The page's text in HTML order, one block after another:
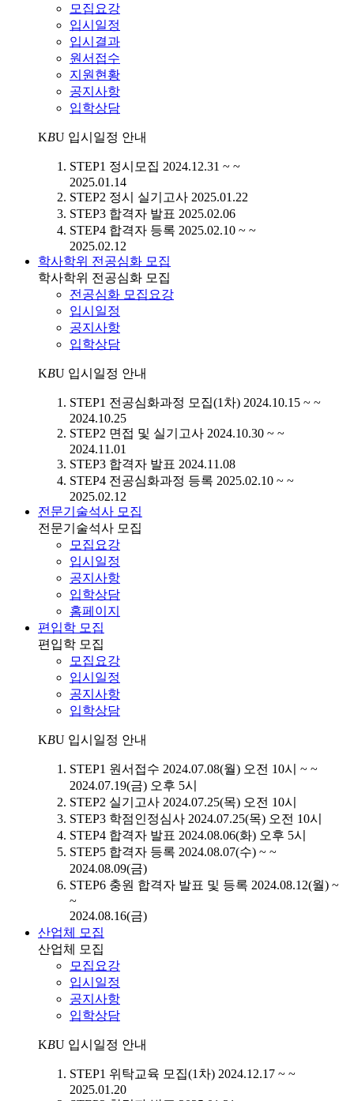
모집요강
입시일정
입시결과
원서접수
지원현황
공지사항
입학상담
KBU 입시일정 안내
STEP1 정시모집 2024.12.31 ~ ~
2025.01.14
STEP2 정시 실기고사 2025.01.22
STEP3 합격자 발표 2025.02.06
STEP4 합격자 등록 2025.02.10 ~ ~
2025.02.12
학사학위 전공심화 모집
학사학위 전공심화 모집
전공심화 모집요강
입시일정
공지사항
입학상담
KBU 입시일정 안내
STEP1 전공심화과정 모집(1차) 2024.10.15 ~ ~
2024.10.25
STEP2 면접 및 실기고사 2024.10.30 ~ ~
2024.11.01
STEP3 합격자 발표 2024.11.08
STEP4 전공심화과정 등록 2025.02.10 ~ ~
2025.02.12
전문기술석사 모집
전문기술석사 모집
모집요강
입시일정
공지사항
입학상담
홈페이지
편입학 모집
편입학 모집
모집요강
입시일정
공지사항
입학상담
KBU 입시일정 안내
STEP1 원서접수 2024.07.08(월) 오전 10시 ~ ~
2024.07.19(금) 오후 5시
STEP2 실기고사 2024.07.25(목) 오전 10시
STEP3 학점인정심사 2024.07.25(목) 오전 10시
STEP4 합격자 발표 2024.08.06(화) 오후 5시
STEP5 합격자 등록 2024.08.07(수) ~ ~
2024.08.09(금)
STEP6 충원 합격자 발표 및 등록 2024.08.12(월) ~
~
2024.08.16(금)
산업체 모집
산업체 모집
모집요강
입시일정
공지사항
입학상담
KBU 입시일정 안내
STEP1 위탁교육 모집(1차) 2024.12.17 ~ ~
2025.01.20